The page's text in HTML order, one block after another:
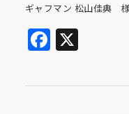
ギャフマン 松山佳典
X